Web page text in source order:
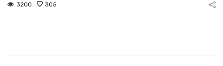
3200 305